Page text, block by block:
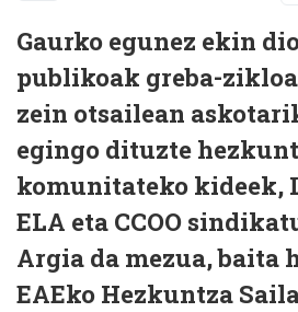
Gaurko egunez ekin
publikoak greba-
zein otsailean
egingo dituzte
komunitateko kideek,
ELA eta CCOO
Argia da mezua, baita
EAEko Hezkuntza